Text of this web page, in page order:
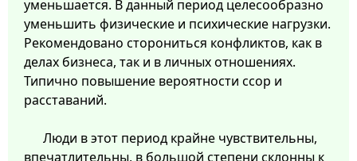
уменьшается. В данный период целесообразно
уменьшить физические и психические нагрузки.
Рекомендовано сторониться конфликтов, как в
делах бизнеса, так и в личных отношениях.
Типично повышение вероятности ссор и
расставаний.
Люди в этот период крайне чувствительны,
впечатлительны, в большой степени склонны к